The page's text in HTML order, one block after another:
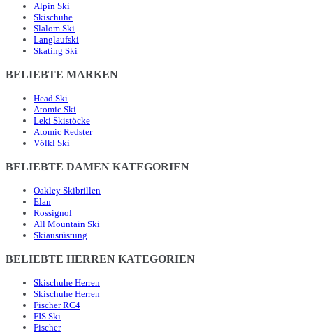
Alpin Ski
Skischuhe
Slalom Ski
Langlaufski
Skating Ski
BELIEBTE MARKEN
Head Ski
Atomic Ski
Leki Skistöcke
Atomic Redster
Völkl Ski
BELIEBTE DAMEN KATEGORIEN
Oakley Skibrillen
Elan
Rossignol
All Mountain Ski
Skiausrüstung
BELIEBTE HERREN KATEGORIEN
Skischuhe Herren
Skischuhe Herren
Fischer RC4
FIS Ski
Fischer